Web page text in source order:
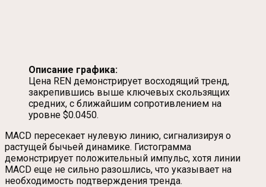
Описание графика:
Цена REN демонстрирует восходящий тренд,
закрепившись выше ключевых скользящих
средних, с ближайшим сопротивлением на
уровне $0.0450.
MACD пересекает нулевую линию, сигнализируя о
растущей бычьей динамике. Гистограмма
демонстрирует положительный импульс, хотя линии
MACD еще не сильно разошлись, что указывает на
необходимость подтверждения тренда.